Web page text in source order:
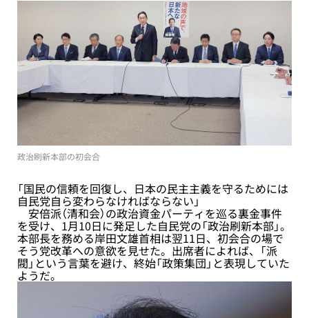
政治刷新本部の初会合
「国民の信頼を回復し、日本の民主主義を守るためには
自民党自ら変わらなければならない」
安倍派（清和会）の政治資金パーティを巡る裏金事件
を受け、1月10日に発足した自民党の「政治刷新本部」。
本部長を務める岸田文雄首相は翌11日、初会合の場で
そう党改革への意欲を見せた。出席者によれば、「派
閥」という言葉を避け、終始「政策集団」と表現していた
ようだ。